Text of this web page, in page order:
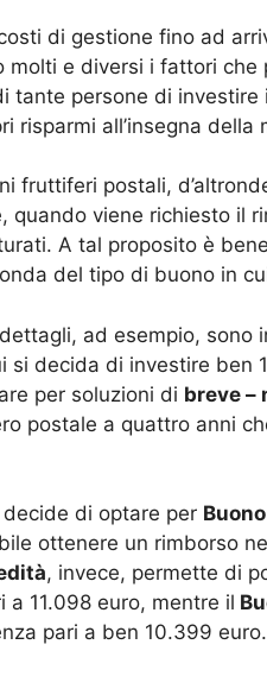
di gestione fino ad
molti e diversi i fattori
tante persone di investire
risparmi all’insegna della
fruttiferi postali,
quando viene richiesto il
A tal proposito è
del tipo di buono in
ad esempio, sono
si decida di investire ben
per soluzioni di breve –
postale a quattro anni
decide di optare per
ottenere un rimborso
, invece, permette di
a 11.098 euro, mentre il
pari a ben 10.399 euro.